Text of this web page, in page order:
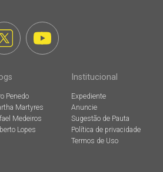
Penedo
Martyres
Medeiros
Lopes
Institucional
Expediente
Anuncie
Sugestão de Pauta
Política de privacidade
Termos de Uso